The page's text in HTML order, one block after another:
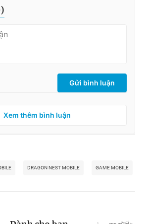
)
Gửi bình luận
Xem thêm bình luận
DRAGON NEST MOBILE GAME MOBILE